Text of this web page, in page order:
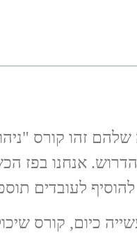
זהו קורס
אנחנו בפז
לעובדים
כיום, קורס